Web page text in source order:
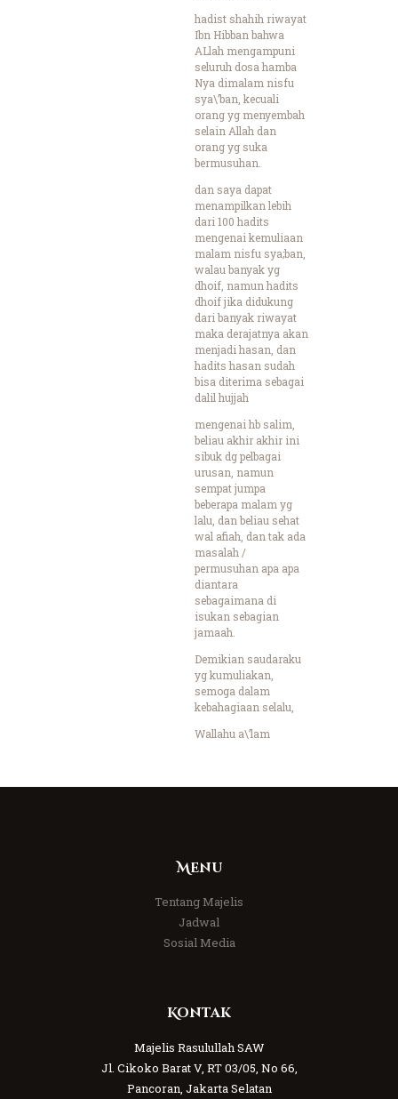
hadist shahih riwayat
Ibn Hibban bahwa
ALlah mengampuni
seluruh dosa hamba
Nya dimalam nisfu
sya\’ban, kecuali
orang yg menyembah
selain Allah dan
orang yg suka
bermusuhan.
dan saya dapat
menampilkan lebih
dari 100 hadits
mengenai kemuliaan
malam nisfu sya;ban,
walau banyak yg
dhoif, namun hadits
dhoif jika didukung
dari banyak riwayat
maka derajatnya akan
menjadi hasan, dan
hadits hasan sudah
bisa diterima sebagai
dalil hujjah
mengenai hb salim,
beliau akhir akhir ini
sibuk dg pelbagai
urusan, namun
sempat jumpa
beberapa malam yg
lalu, dan beliau sehat
wal afiah, dan tak ada
masalah /
permusuhan apa apa
diantara
sebagaimana di
isukan sebagian
jamaah.
Demikian saudaraku
yg kumuliakan,
semoga dalam
kebahagiaan selalu,
Wallahu a\’lam
Menu
Tentang Majelis
Jadwal
Sosial Media
Kontak
Majelis Rasulullah SAW
Jl. Cikoko Barat V, RT 03/05, No 66,
Pancoran, Jakarta Selatan